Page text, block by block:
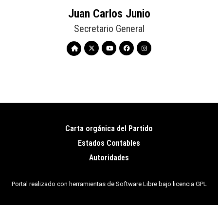
Juan Carlos Junio
Secretario General
Pie
página
Carta orgánica del Partido
Estados Contables
Autoridades
Portal realizado con herramientas de Software Libre bajo licencia GPL